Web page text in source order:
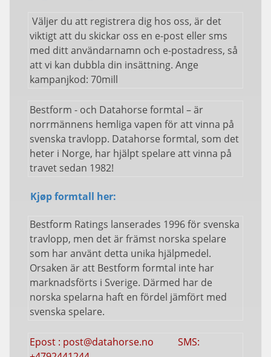
Väljer du att registrera dig hos oss, är det
viktigt att du skickar oss en e-post eller sms
med ditt användarnamn och e-postadress, så
att vi kan dubbla din insättning. Ange
kampanjkod: 70mill
Bestform - och Datahorse formtal – är
norrmännens hemliga vapen för att vinna på
svenska travlopp. Datahorse formtal, som det
heter i Norge, har hjälpt spelare att vinna på
travet sedan 1982!
Kjøp formtall her:
Bestform Ratings lanserades 1996 för svenska
travlopp, men det är främst norska spelare
som har använt detta unika hjälpmedel.
Orsaken är att Bestform formtal inte har
marknadsförts i Sverige. Därmed har de
norska spelarna haft en fördel jämfört med
svenska spelare.
Epost : post@datahorse.no SMS: